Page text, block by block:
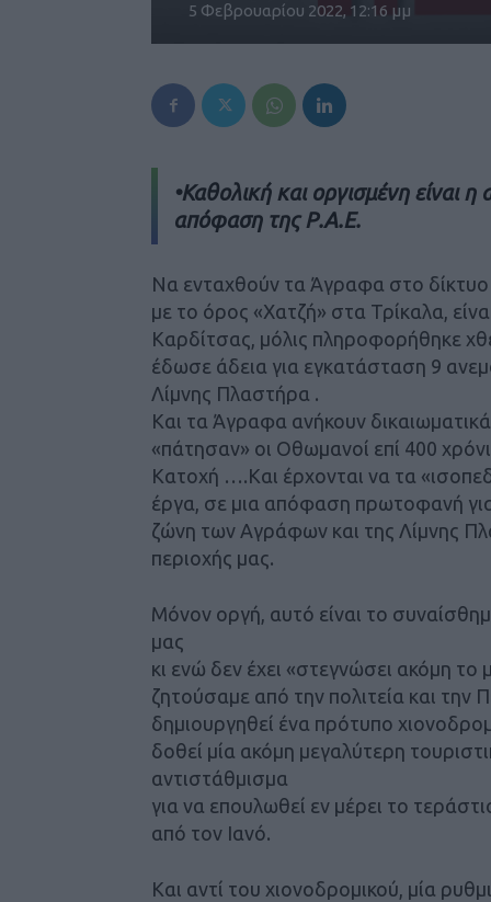
5 Φεβρουαρίου 2022, 12:16 μμ
•Καθολική και οργισμένη είναι
απόφαση της Ρ.Α.Ε.
Να ενταχθούν τα Άγραφα στο δίκτυο
με το όρος «Χατζή» στα Τρίκαλα,
Καρδίτσας, μόλις πληροφορήθηκε
έδωσε άδεια για εγκατάσταση 9
Λίμνης Πλαστήρα .
Και τα Άγραφα ανήκουν
«πάτησαν» οι Οθωμανοί επί 400
Κατοχή ….Και έρχονται να τα
έργα, σε μια απόφαση πρωτοφανή για
ζώνη των Αγράφων και της Λίμνης
περιοχής μας.
Μόνον οργή, αυτό είναι το
μας
κι ενώ δεν έχει «στεγνώσει ακόμη
ζητούσαμε από την πολιτεία και
δημιουργηθεί ένα πρότυπο
δοθεί μία ακόμη μεγαλύτερη
αντιστάθμισμα
για να επουλωθεί εν μέρει το
από τον Ιανό.
Και αντί του χιονοδρομικού, μία